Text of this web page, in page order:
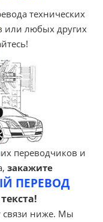
технических
или любых других
переводчиков и
закажите
ПЕРЕВОД
связи ниже. Мы